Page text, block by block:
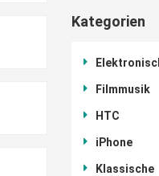
Kategorien
Filmmusik
HTC
iPhone
Klassische